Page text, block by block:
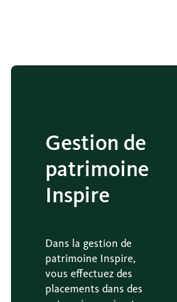
Gestion de
patrimoine
Inspire
Dans la gestion de
patrimoine Inspire,
vous effectuez des
placements dans des